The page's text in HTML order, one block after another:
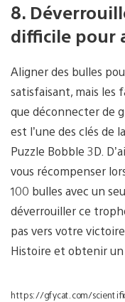
8.
difficile pour
Aligner des bulles
satisfaisant, mais les
que déconnecter de
est l’une des clés de
Puzzle Bobble 3D.
vous récompenser
100 bulles avec un
déverrouiller ce
pas vers votre
Histoire et obtenir
https://gfycat.com/